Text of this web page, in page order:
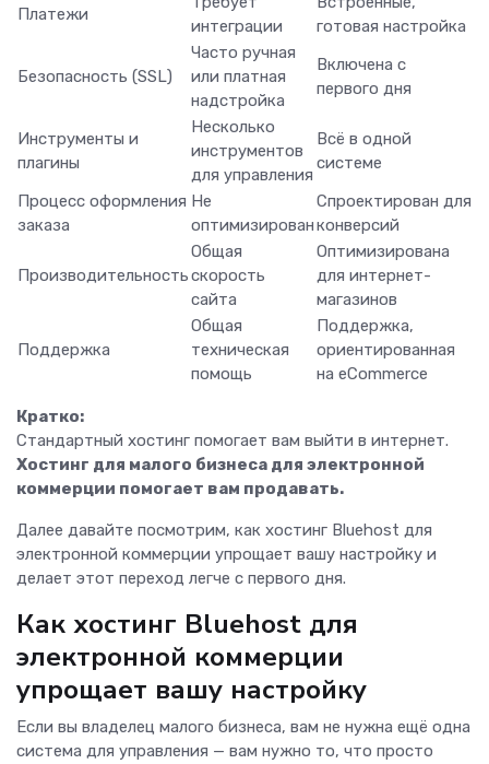
Платежи
интеграции
готовая настройка
Безопасность (SSL)
Часто ручная
или платная
надстройка
Включена с
первого дня
Инструменты и
плагины
Несколько
инструментов
для управления
Всё в одной
системе
Процесс оформления
заказа
Не
оптимизирован
Спроектирован для
конверсий
Производительность
Общая
скорость
сайта
Оптимизирована
для интернет-
магазинов
Поддержка
Общая
техническая
помощь
Поддержка,
ориентированная
на eCommerce
Кратко:
Стандартный хостинг помогает вам выйти в интернет.
Хостинг для малого бизнеса для электронной
коммерции помогает вам продавать.
Далее давайте посмотрим, как хостинг Bluehost для
электронной коммерции упрощает вашу настройку и
делает этот переход легче с первого дня.
Как хостинг Bluehost для
электронной коммерции
упрощает вашу настройку
Если вы владелец малого бизнеса, вам не нужна ещё одна
система для управления — вам нужно то, что просто